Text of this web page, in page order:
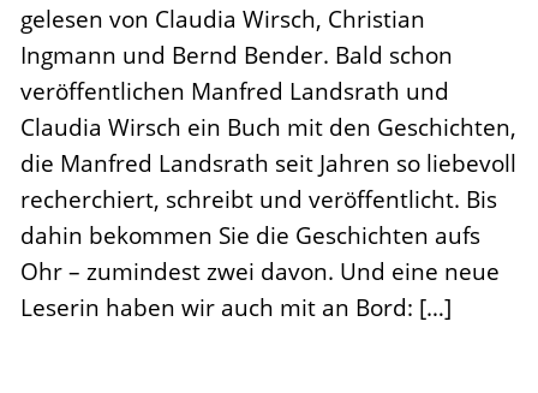
Kontakt
gelesen von Claudia Wirsch, Christian
Ingmann und Bernd Bender. Bald schon
veröffentlichen Manfred Landsrath und
Claudia Wirsch ein Buch mit den Geschichten,
die Manfred Landsrath seit Jahren so liebevoll
recherchiert, schreibt und veröffentlicht. Bis
dahin bekommen Sie die Geschichten aufs
Ohr – zumindest zwei davon. Und eine neue
Leserin haben wir auch mit an Bord: […]